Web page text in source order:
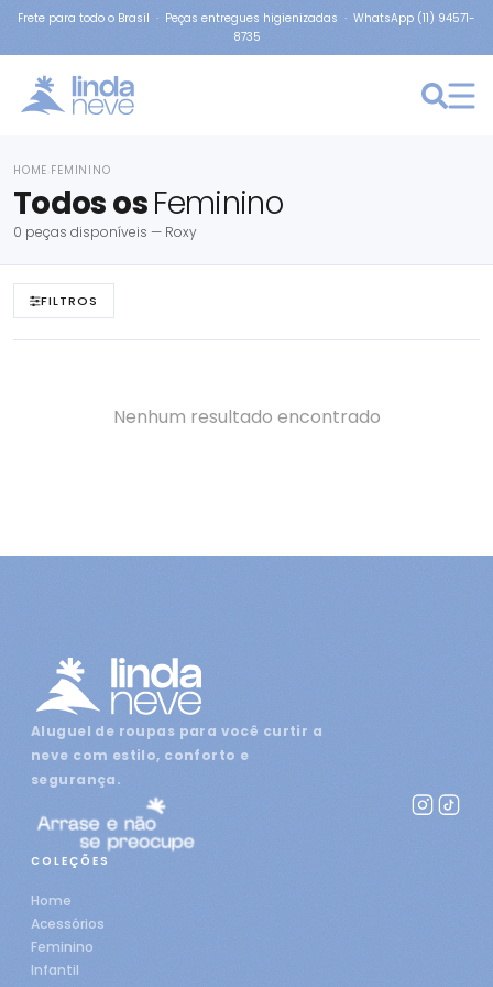
Frete para todo o Brasil · Peças entregues higienizadas · WhatsApp (11) 94571-
8735
HOME FEMININO
Todos osFeminino
0 peças disponíveis — Roxy
FILTROS
Nenhum resultado encontrado
Aluguel de roupas para você curtir a
neve com estilo, conforto e
segurança.
COLEÇÕES
Home
Acessórios
Feminino
Infantil